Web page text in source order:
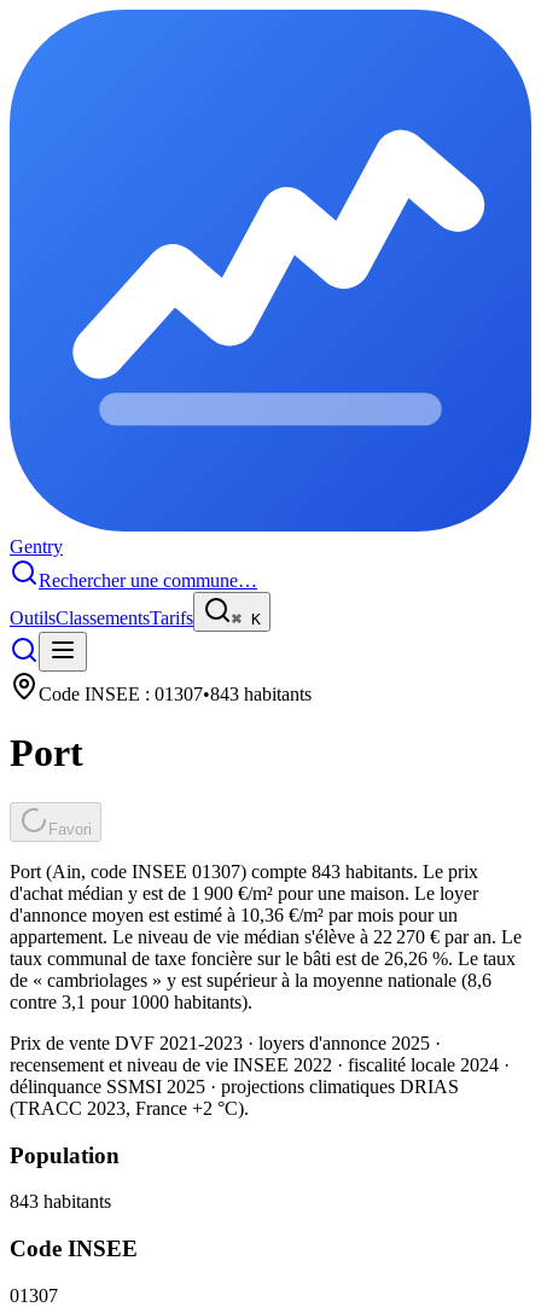
Gentry
Rechercher une commune…
OutilsClassementsTarifs ⌘ K
Code INSEE : 01307•843 habitants
Port
Favori
Port (Ain, code INSEE 01307) compte 843 habitants. Le prix
d'achat médian y est de 1 900 €/m² pour une maison. Le loyer
d'annonce moyen est estimé à 10,36 €/m² par mois pour un
appartement. Le niveau de vie médian s'élève à 22 270 € par an. Le
taux communal de taxe foncière sur le bâti est de 26,26 %. Le taux
de « cambriolages » y est supérieur à la moyenne nationale (8,6
contre 3,1 pour 1000 habitants).
Prix de vente DVF 2021-2023 · loyers d'annonce 2025 ·
recensement et niveau de vie INSEE 2022 · fiscalité locale 2024 ·
délinquance SSMSI 2025 · projections climatiques DRIAS
(TRACC 2023, France +2 °C).
Population
843 habitants
Code INSEE
01307